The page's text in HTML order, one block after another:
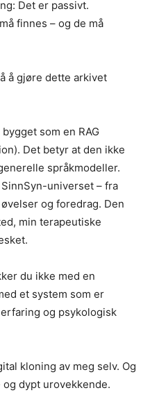
Det er passivt.
finnes – og de må
å gjøre dette arkivet
som en RAG
Det betyr at den ikke
språkmodeller.
universet – fra
og foredrag. Den
min terapeutiske
du ikke med en
et system som er
og psykologisk
kloning av meg selv. Og
dypt urovekkende.